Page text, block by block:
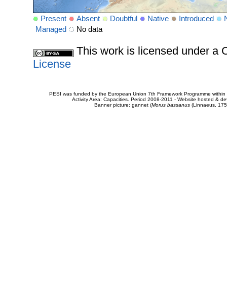
Present Absent Doubtful Native Introduced
Managed
No data
This work is licensed under a
License
PESI was funded by the European Union 7th Framework Programme
Activity Area: Capacities. Period 2008-2011 - Website hosted &
Banner picture: gannet (Morus bassanus(Linnaeus,